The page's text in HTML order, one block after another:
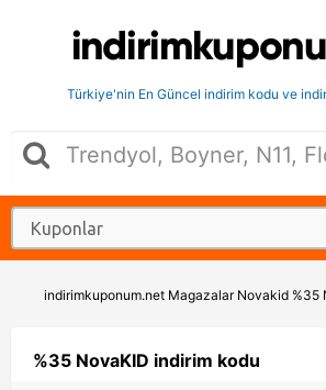
Türkiye'nin En Güncel indirim kodu ve
indirimkuponum.net Magazalar Novakid %35
%35 NovaKID indirim kodu